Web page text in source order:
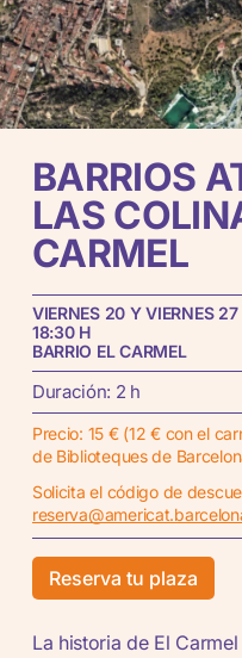
BARRIOS
LAS
CARMEL
VIERNES 20 Y VIERNES
18:30 H
BARRIO EL CARMEL
Duración: 2 h
Precio: 15 € (12 € con el
de Biblioteques de
Solicita el código de
Reserva tu plaza
La historia de El